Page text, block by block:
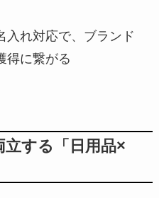
入れ対応で、ブランド
得に繋がる
する「日用品×